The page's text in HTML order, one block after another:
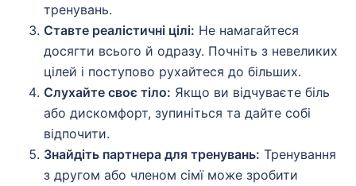
тренувань.
Ставте реалістичні цілі: Не намагайтеся
досягти всього й одразу. Почніть з невеликих
цілей і поступово рухайтеся до більших.
Слухайте своє тіло: Якщо ви відчуваєте біль
або дискомфорт, зупиніться та дайте собі
відпочити.
Знайдіть партнера для тренувань: Тренування
з другом або членом сімї може зробити